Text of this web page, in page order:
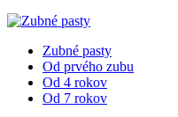
Zubné pasty
Od prvého zubu
Od 4 rokov
Od 7 rokov